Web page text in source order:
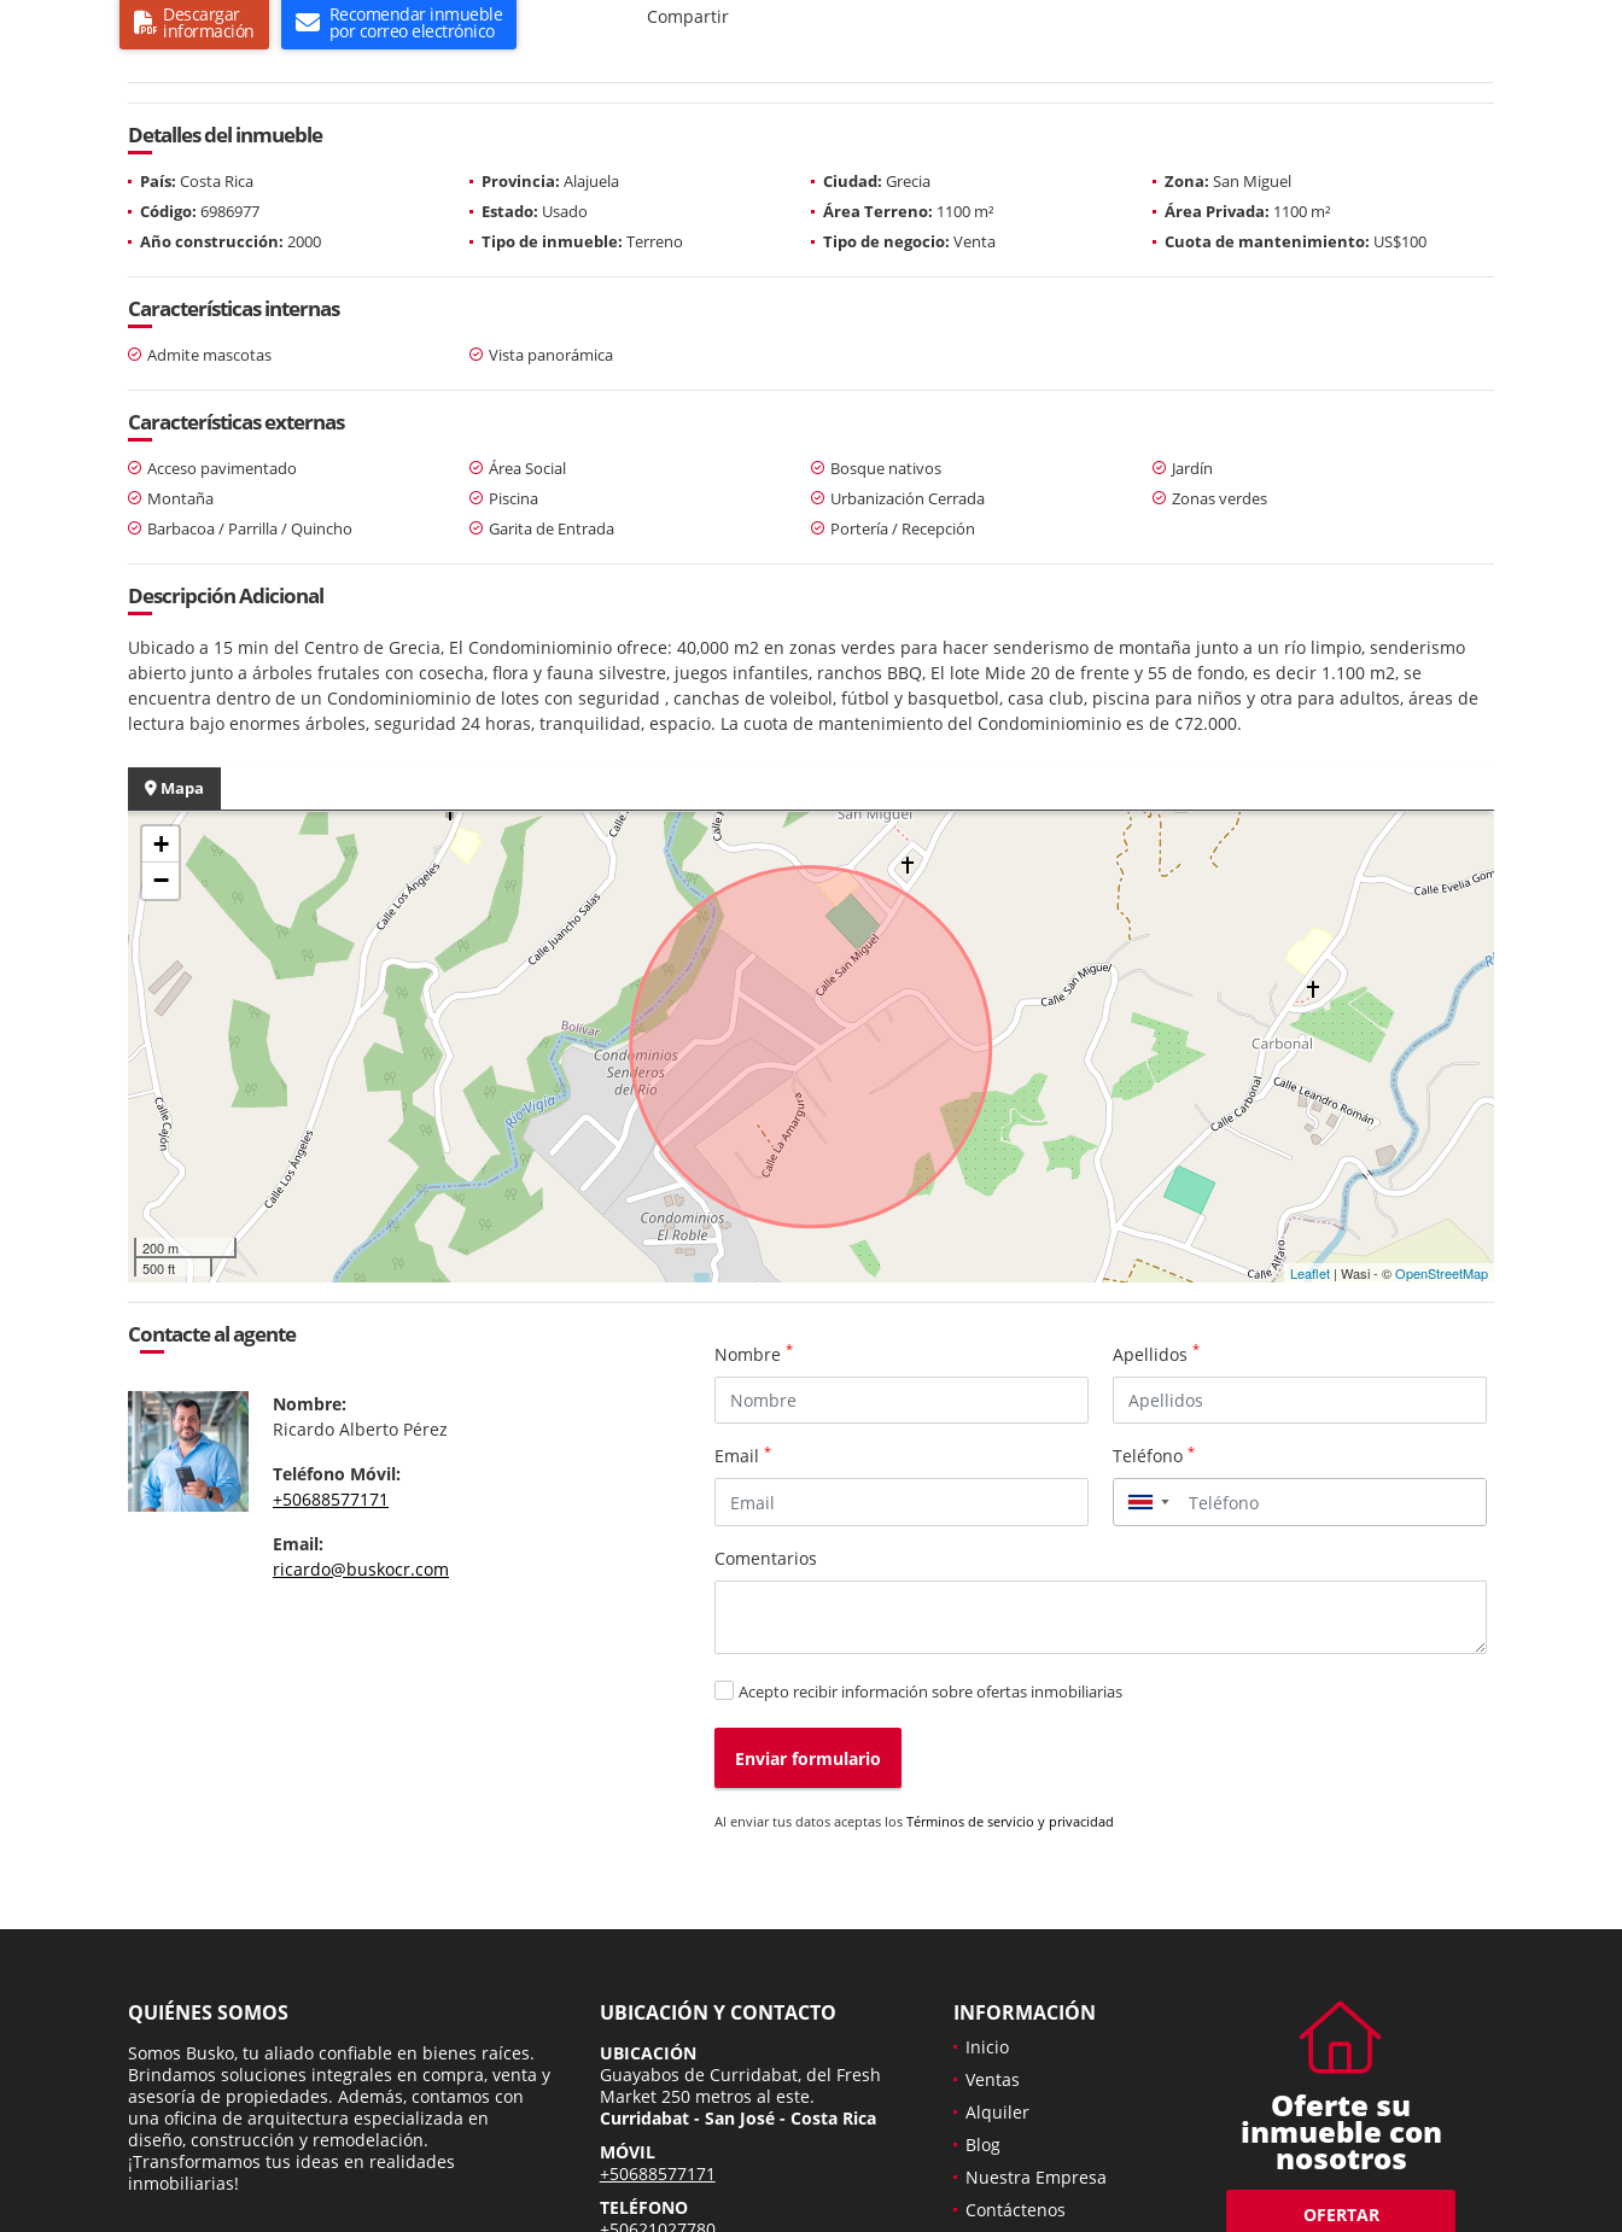
Descargar
información
Recomendar inmueble
por correo electrónico
Compartir
Detalles del inmueble
País: Costa Rica Provincia: Alajuela Ciudad: Grecia Zona: San Miguel
Código: 6986977 Estado: Usado Área Terreno: 1100 m² Área Privada: 1100 m²
Año construcción: 2000 Tipo de inmueble: Terreno Tipo de negocio: Venta Cuota de mantenimiento: US$100
Características internas
Admite mascotas Vista panorámica
Características externas
Acceso pavimentado Área Social Bosque nativos
Jardín
Montaña
Piscina Urbanización Cerrada
Zonas verdes
Barbacoa / Parrilla / Quincho
Garita de Entrada Portería / Recepción
Descripción Adicional
Ubicado a 15 min del Centro de Grecia, El Condominiominio ofrece: 40,000 m2 en zonas verdes para hacer senderismo de montaña junto a un río limpio, senderismo
abierto junto a árboles frutales con cosecha, flora y fauna silvestre, juegos infantiles, ranchos BBQ, El lote Mide 20 de frente y 55 de fondo, es decir 1.100 m2, se
encuentra dentro de un Condominiominio de lotes con seguridad , canchas de voleibol, fútbol y basquetbol, casa club, piscina para niños y otra para adultos, áreas de
lectura bajo enormes árboles, seguridad 24 horas, tranquilidad, espacio. La cuota de mantenimiento del Condominiominio es de ¢72.000.
Mapa
+
−
200 m
500 ft
Leaflet | Wasi - ©OpenStreetMap
Contacte al agente
Nombre:
Ricardo Alberto Pérez
Teléfono Móvil:
+50688577171
Email:
ricardo@buskocr.com
Nombre * Apellidos *
Email * Teléfono *
▼
Comentarios
Acepto recibir información sobre ofertas inmobiliarias
Enviar formulario
Al enviar tus datos aceptas los Términos de servicio y privacidad
QUIÉNES SOMOS
Somos Busko, tu aliado confiable en bienes raíces.
Brindamos soluciones integrales en compra, venta y
asesoría de propiedades. Además, contamos con
una oficina de arquitectura especializada en
diseño, construcción y remodelación.
¡Transformamos tus ideas en realidades
inmobiliarias!
UBICACIÓN Y CONTACTO
UBICACIÓN
Guayabos de Curridabat, del Fresh
Market 250 metros al este.
Curridabat - San José - Costa Rica
MÓVIL
+50688577171
TELÉFONO
INFORMACIÓN
Inicio
Ventas
Alquiler
Blog
Nuestra Empresa
Contáctenos
Oferte su
inmueble con
nosotros
OFERTAR